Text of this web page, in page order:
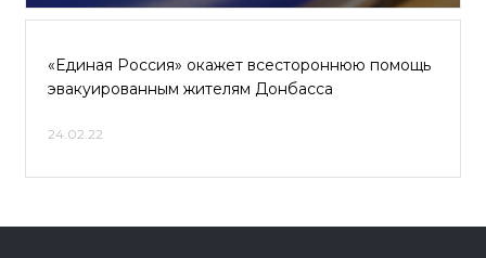
«Единая Россия» окажет всестороннюю помощь
эвакуированным жителям Донбасса
24.02.22